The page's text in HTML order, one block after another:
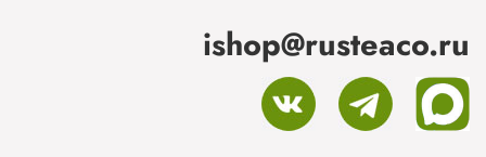
ishop@rusteaco.ru